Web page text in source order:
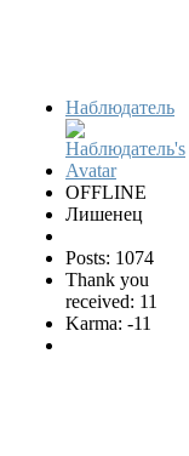
Наблюдатель
OFFLINE
Лишенец
Posts: 1074
Thank you
received: 11
Karma: -11